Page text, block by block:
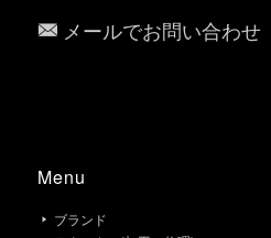
メールでお問い合わせ
Menu
ブランド